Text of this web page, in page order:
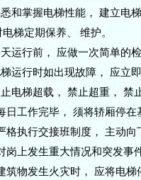
和掌握电梯性能， 建立电
梯定期保养、 维护。
运行前， 应做一次简单的
运行时如出现故障， 应立
电梯超载， 禁止超重， 禁
日工作完毕， 须将轿厢停
格执行交接班制度， 主动向
岗上发生重大情况和突发事
筑物发生火灾时， 应将电梯